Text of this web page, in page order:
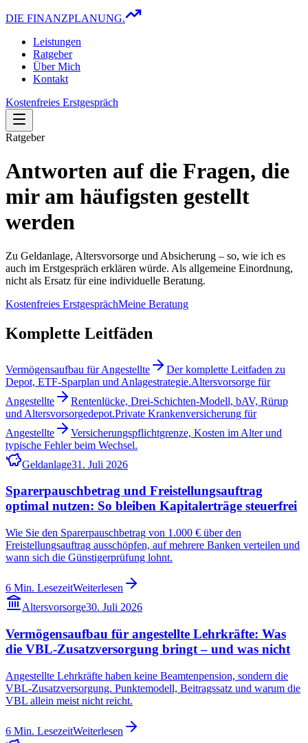
DIE FINANZPLANUNG.
Leistungen
Ratgeber
Über Mich
Kontakt
Kostenfreies Erstgespräch
Ratgeber
Antworten auf die Fragen, die
mir am häufigsten gestellt
werden
Zu Geldanlage, Altersvorsorge und Absicherung – so, wie ich es
auch im Erstgespräch erklären würde. Als allgemeine Einordnung,
nicht als Ersatz für eine individuelle Beratung.
Kostenfreies ErstgesprächMeine Beratung
Komplette Leitfäden
Vermögensaufbau für Angestellte
Der komplette Leitfaden zu
Depot, ETF-Sparplan und Anlagestrategie.Altersvorsorge für
Angestellte
Rentenlücke, Drei-Schichten-Modell, bAV, Rürup
und Altersvorsorgedepot.Private Krankenversicherung für
Angestellte
Versicherungspflichtgrenze, Kosten im Alter und
typische Fehler beim Wechsel.
Geldanlage31. Juli 2026
Sparerpauschbetrag und Freistellungsauftrag
optimal nutzen: So bleiben Kapitalerträge steuerfrei
Wie Sie den Sparerpauschbetrag von 1.000 € über den
Freistellungsauftrag ausschöpfen, auf mehrere Banken verteilen und
wann sich die Günstigerprüfung lohnt.
6 Min. LesezeitWeiterlesen
Altersvorsorge30. Juli 2026
Vermögensaufbau für angestellte Lehrkräfte: Was
die VBL-Zusatzversorgung bringt – und was nicht
Angestellte Lehrkräfte haben keine Beamtenpension, sondern die
VBL-Zusatzversorgung. Punktemodell, Beitragssatz und warum die
VBL allein meist nicht reicht.
6 Min. LesezeitWeiterlesen